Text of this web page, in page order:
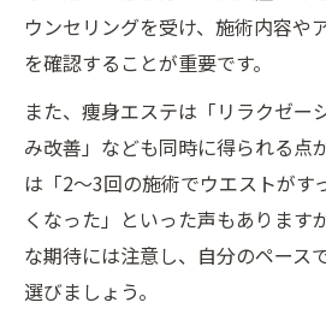
パーソナルジムで部分
アプローチ
ア
堺市の痩身ダイエット
消する方法
パーソナルジム指導で
化
ウンセリングを受け、施術内容や
を確認することが重要です。
また、痩身エステは「リラクゼー
み改善」なども同時に得られる点
は「2〜3回の施術でウエストがす
くなった」といった声もあります
な期待には注意し、自分のペース
選びましょう。